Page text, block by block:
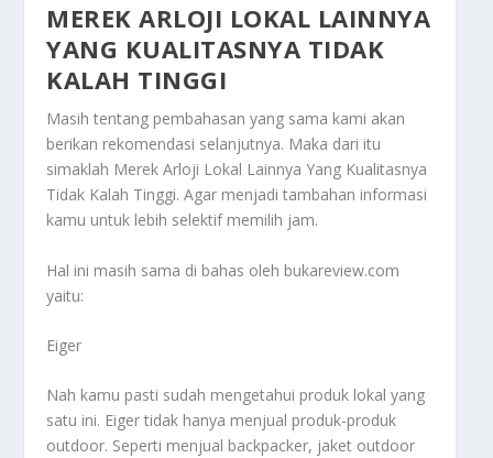
MEREK ARLOJI LOKAL LAINNYA
YANG KUALITASNYA TIDAK
KALAH TINGGI
Masih tentang pembahasan yang sama kami akan
berikan rekomendasi selanjutnya. Maka dari itu
simaklah Merek Arloji Lokal Lainnya Yang Kualitasnya
Tidak Kalah Tinggi. Agar menjadi tambahan informasi
kamu untuk lebih selektif memilih jam.
Hal ini masih sama di bahas oleh bukareview.com
yaitu:
Eiger
Nah kamu pasti sudah mengetahui produk lokal yang
satu ini. Eiger tidak hanya menjual produk-produk
outdoor. Seperti menjual backpacker, jaket outdoor